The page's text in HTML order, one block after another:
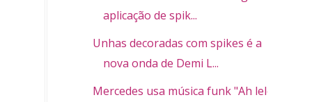
aplicação de spik...
Unhas decoradas com spikes é a
nova onda de Demi L...
Mercedes usa música funk "Ah lelek"